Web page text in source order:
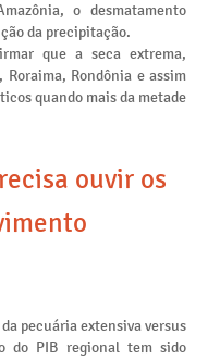
o desmatamento
da precipitação.
que a seca extrema,
Rondônia e assim
quando mais da metade
ouvir os
pecuária extensiva versus
do PIB regional tem sido